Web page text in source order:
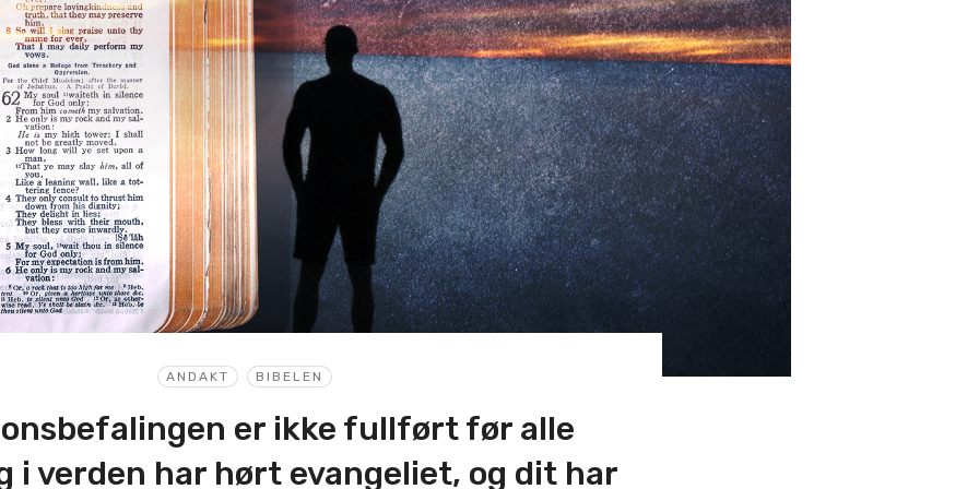
ANDAKT BIBELEN
er ikke fullført før alle
i verden har hørt evangeliet, og dit har